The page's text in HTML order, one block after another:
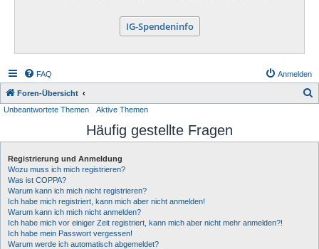
IG-Spendeninfo
FAQ Anmelden
Foren-Übersicht
h
Unbeantwortete Themen Aktive Themen
Häufig gestellte Fragen
Registrierung und Anmeldung
Wozu muss ich mich registrieren?
Was ist COPPA?
Warum kann ich mich nicht registrieren?
Ich habe mich registriert, kann mich aber nicht anmelden!
Warum kann ich mich nicht anmelden?
Ich habe mich vor einiger Zeit registriert, kann mich aber nicht mehr anmelden?!
Ich habe mein Passwort vergessen!
Warum werde ich automatisch abgemeldet?